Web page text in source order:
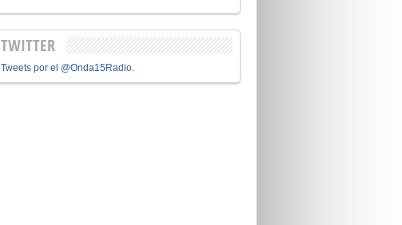
TWITTER
Tweets por el @Onda15Radio.